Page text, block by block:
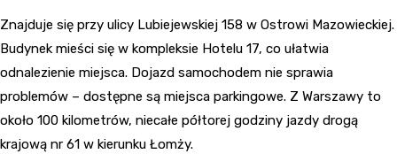
Znajduje się przy ulicy Lubiejewskiej 158 w Ostrowi Mazowieckiej.
Budynek mieści się w kompleksie Hotelu 17, co ułatwia
odnalezienie miejsca. Dojazd samochodem nie sprawia
problemów – dostępne są miejsca parkingowe. Z Warszawy to
około 100 kilometrów, niecałe półtorej godziny jazdy drogą
krajową nr 61 w kierunku Łomży.